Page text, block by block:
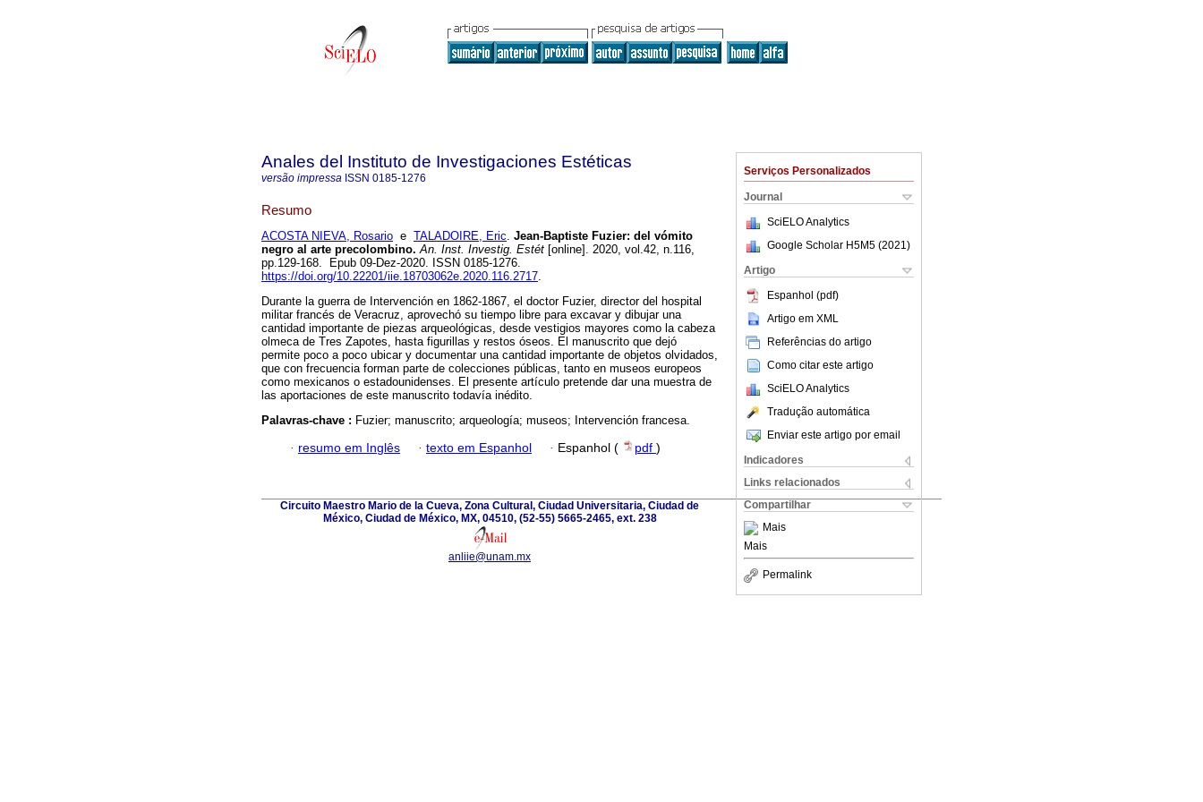
Serviços Personalizados
Journal
SciELO Analytics
Google Scholar H5M5 (2021 )
Artigo
Espanhol (pdf)
Artigo em XML
Referências do artigo
Como citar este artigo
SciELO Analytics
Tradução automática
Enviar este artigo por email
Indicadores
Links relacionados
Compartilhar
Mais
Mais
Permalink
Anales del Instituto de Investigaciones Estéticas
versão impressa ISSN 0185-1276
Resumo
ACOSTA NIEVA, Rosario e TALADOIRE, Eric. Jean-Baptiste Fuzier: del vómito
negro al arte precolombino. An. Inst. Investig. Estét [online]. 2020, vol.42, n.116,
pp.129-168. Epub 09-Dez-2020. ISSN 0185-1276.
https://doi.org/10.22201/iie.18703062e.2020.116.2717.
Durante la guerra de Intervención en 1862-1867, el doctor Fuzier, director del hospital
militar francés de Veracruz, aprovechó su tiempo libre para excavar y dibujar una
cantidad importante de piezas arqueológicas, desde vestigios mayores como la cabeza
olmeca de Tres Zapotes, hasta figurillas y restos óseos. El manuscrito que dejó
permite poco a poco ubicar y documentar una cantidad importante de objetos olvidados,
que con frecuencia forman parte de colecciones públicas, tanto en museos europeos
como mexicanos o estadounidenses. El presente artículo pretende dar una muestra de
las aportaciones de este manuscrito todavía inédito.
Palavras-chave : Fuzier; manuscrito; arqueología; museos; Intervención francesa.
· resumo em Inglês · texto em Espanhol · Espanhol ( pdf )
Circuito Maestro Mario de la Cueva, Zona Cultural, Ciudad Universitaria, Ciudad de
México, Ciudad de México, MX, 04510, (52-55) 5665-2465, ext. 238
anliie@unam.mx